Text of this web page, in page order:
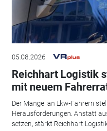
05.08.2026
Reichhart Logistik
mit neuem
Der Mangel an Lkw-Fahrern
Herausforderungen. Anstatt
setzen, stärkt Reichhart